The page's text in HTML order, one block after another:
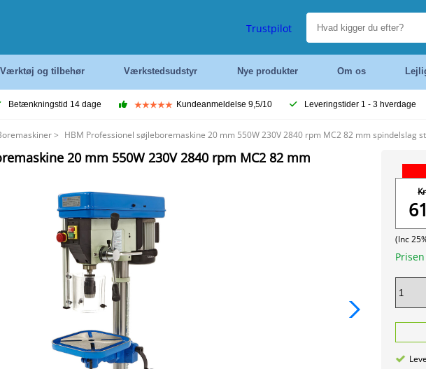
Trustpilot
Værktøj og tilbehør Værkstedsudstyr Nye produkter Om os
Betænkningstid 14 dage Kundeanmeldelse 9,5/10 Leveringstider 1 - 3 hverdage
> HBM Professionel søjleboremaskine 20 mm 550W 230V 2840 rpm MC2 82 mm spindelslag
20 mm 550W 230V 2840 rpm MC2 82 mm
(Inc